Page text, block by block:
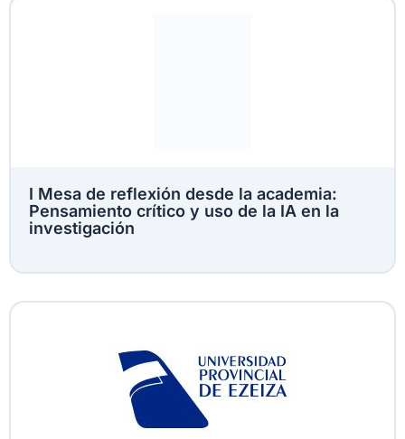
I Mesa de reflexión desde la academia:
Pensamiento crítico y uso de la IA en la
investigación